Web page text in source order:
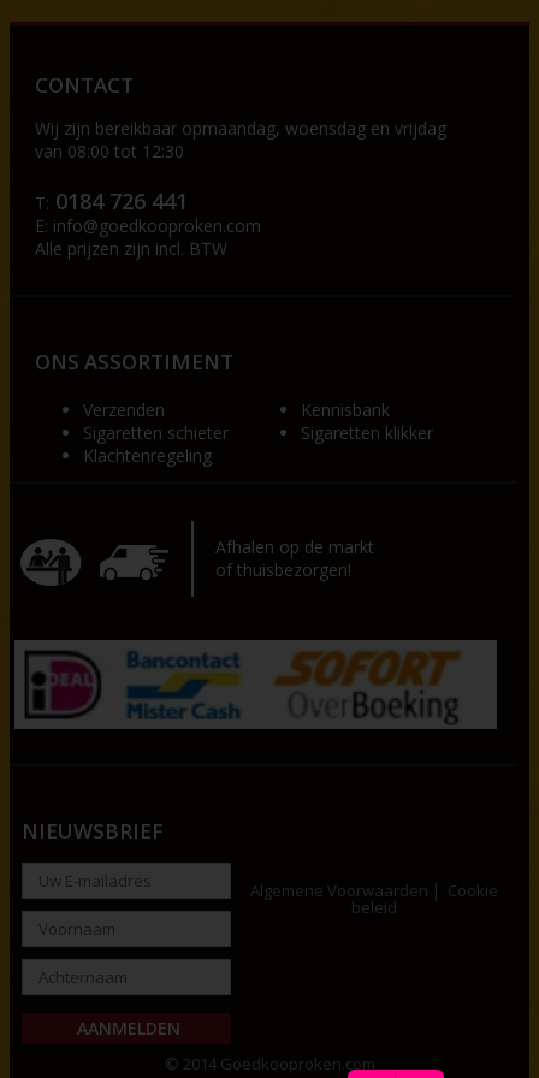
CONTACT
Wij zijn bereikbaar opmaandag, woensdag en vrijdag
van 08:00 tot 12:30
T: 0184 726 441
E: info@goedkooproken.com
Alle prijzen zijn incl. BTW
ONS ASSORTIMENT
Verzenden
Kennisbank
Sigaretten schieter
Sigaretten klikker
Klachtenregeling
Afhalen op de markt
of thuisbezorgen!
NIEUWSBRIEF
Algemene Voorwaarden Cookie
beleid
© 2014 Goedkooproken.com